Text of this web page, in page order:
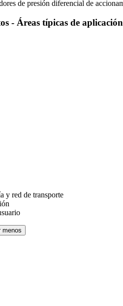
- Áreas típicas de aplicación
y red de transporte
menos